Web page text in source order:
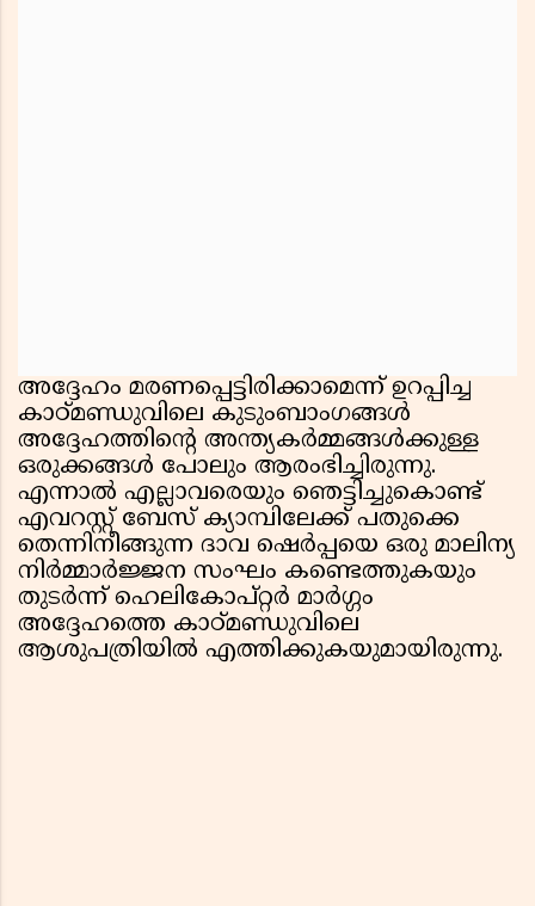
അദ്ദേഹം മരണപ്പെട്ടിരിക്കാമെന്ന് ഉറപ്പിച്ച
കാഠ്മണ്ഡുവിലെ കുടുംബാംഗങ്ങൾ
അദ്ദേഹത്തിന്റെ അന്ത്യകർമ്മങ്ങൾക്കുള്ള
ഒരുക്കങ്ങൾ പോലും ആരംഭിച്ചിരുന്നു.
എന്നാൽ എല്ലാവരെയും ഞെട്ടിച്ചുകൊണ്ട്
എവറസ്റ്റ് ബേസ് ക്യാമ്പിലേക്ക് പതുക്കെ
തെന്നിനീങ്ങുന്ന ദാവ ഷെർപ്പയെ ഒരു മാലിന്യ
നിർമ്മാർജ്ജന സംഘം കണ്ടെത്തുകയും
തുടർന്ന് ഹെലികോപ്റ്റർ മാർഗ്ഗം
അദ്ദേഹത്തെ കാഠ്മണ്ഡുവിലെ
ആശുപത്രിയിൽ എത്തിക്കുകയുമായിരുന്നു.